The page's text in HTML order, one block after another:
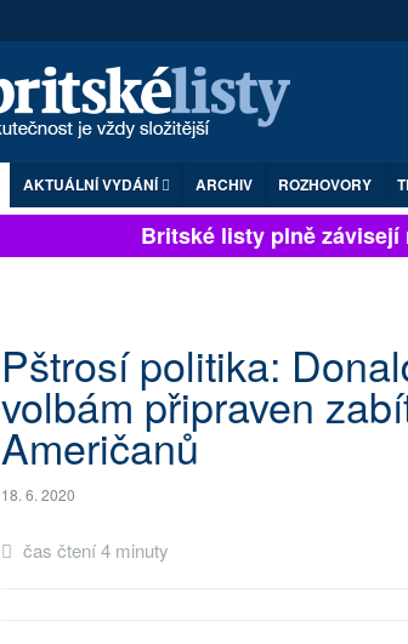
AKTUÁLNÍ VYDÁNÍ ARCHIV ROZHOVORY
Britské listy plně závisejí
Pštrosí politika:
volbám připraven
Američanů
18. 6. 2020
čas čtení 4 minuty